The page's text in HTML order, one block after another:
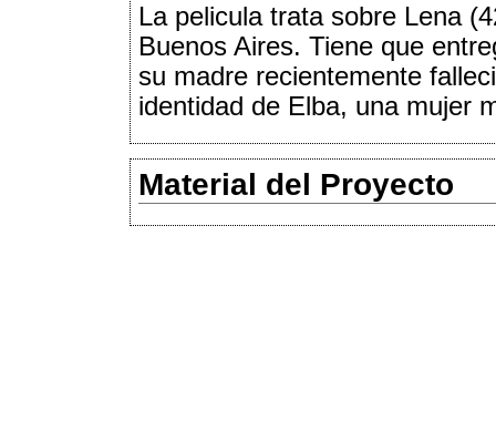
La pelicula trata sobre Lena
Buenos Aires. Tiene que
su madre recientemente
identidad de Elba, una mujer
Material del Proyecto